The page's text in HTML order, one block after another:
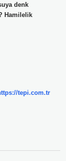
denk
Hamilelik
tepi.com.tr